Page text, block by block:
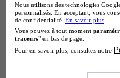
Nous utilisons des technologies
personnalisés. En acceptant, vous
de confidentialité. En savoir plus
Vous pouvez à tout moment
traceurs" en bas de page.
Pour en savoir plus, consultez notre